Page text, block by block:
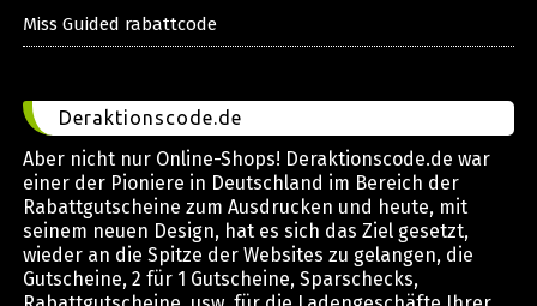
Miss Guided rabattcode
Deraktionscode.de
Aber nicht nur Online-Shops! Deraktionscode.de war
einer der Pioniere in Deutschland im Bereich der
Rabattgutscheine zum Ausdrucken und heute, mit
seinem neuen Design, hat es sich das Ziel gesetzt,
wieder an die Spitze der Websites zu gelangen, die
Gutscheine, 2 für 1 Gutscheine, Sparschecks,